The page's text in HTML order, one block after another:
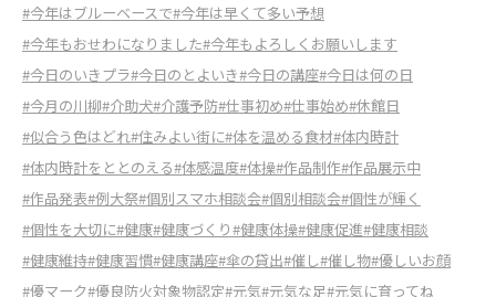
#今年はブルーベースで#今年は早くて多い予想
#今年もおせわになりました#今年もよろしくお願いします
#今日のいきプラ#今日のとよいき#今日の講座#今日は何の日
#今月の川柳#介助犬#介護予防#仕事初め#仕事始め#休館日
#似合う色はどれ#住みよい街に#体を温める食材#体内時計
#体内時計をととのえる#体感温度#体操#作品制作#作品展示中
#作品発表#例大祭#個別スマホ相談会#個別相談会#個性が輝く
#個性を大切に#健康#健康づくり#健康体操#健康促進#健康相談
#健康維持#健康習慣#健康講座#傘の貸出#催し#催し物#優しいお顔
#優マーク#優良防火対象物認定#元気#元気な足#元気に育ってね